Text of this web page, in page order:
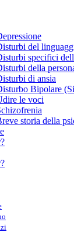
del
specifici
della
di ansia
Bipolare
le voci
storia della